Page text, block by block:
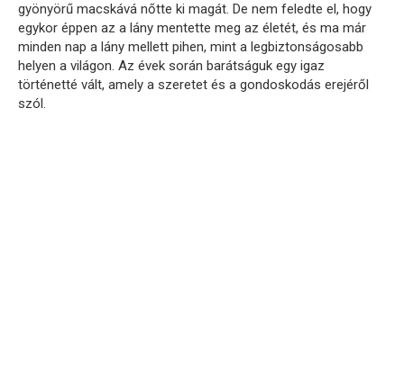
gyönyörű macskává nőtte ki magát. De nem feledte el, hogy
egykor éppen az a lány mentette meg az életét, és ma már
minden nap a lány mellett pihen, mint a legbiztonságosabb
helyen a világon. Az évek során barátságuk egy igaz
történetté vált, amely a szeretet és a gondoskodás erejéről
szól.